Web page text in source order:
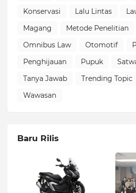
Konservasi
Lalu Lintas
Magang
Metode Penelitian
Omnibus Law
Otomotif
Penghijauan
Pupuk
Tanya Jawab
Trending Topic
Wawasan
Baru Rilis